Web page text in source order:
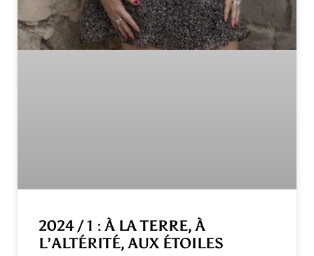
2024 / 1 : À LA TERRE, À
L’ALTÉRITÉ, AUX ÉTOILES